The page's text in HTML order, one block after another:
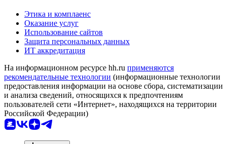
Этика и комплаенс
Оказание услуг
Использование сайтов
Защита персональных данных
ИТ аккредитация
На информационном ресурсе hh.ru применяются
рекомендательные технологии (информационные технологии
предоставления информации на основе сбора, систематизации
и анализа сведений, относящихся к предпочтениям
пользователей сети «Интернет», находящихся на территории
Российской Федерации)